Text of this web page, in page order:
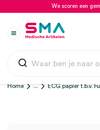
We scoren een
Home ... ECG papier t.b.v.